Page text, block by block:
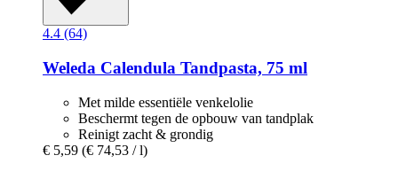
4.4 (64)
Weleda Calendula Tandpasta, 75 ml
Met milde essentiële venkelolie
Beschermt tegen de opbouw van tandplak
Reinigt zacht & grondig
€ 5,59 (€ 74,53 / l)